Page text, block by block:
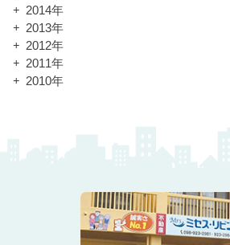
2014年
2013年
2012年
2011年
2010年